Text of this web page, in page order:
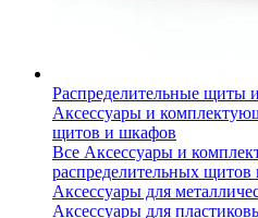
Распределительные щиты
Аксессуары и
щитов и шкафов
Все Аксессуары и
распределительных
Аксессуары для
Аксессуары для